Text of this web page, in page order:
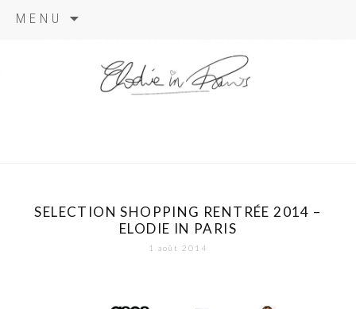
MENU
SELECTION SHOPPING RENTRÉE 2014 –
ELODIE IN PARIS
1 août 2014